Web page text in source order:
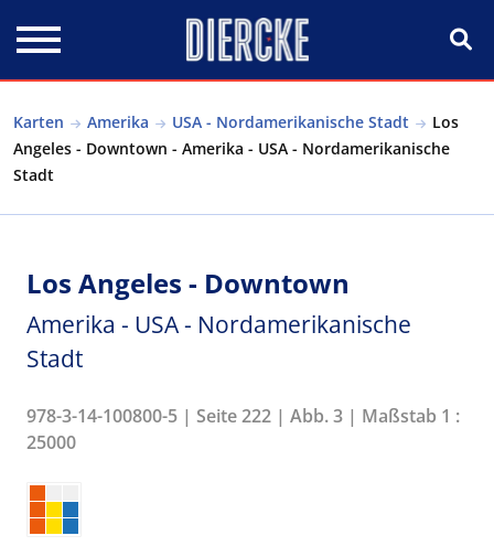
Karten Amerika USA - Nordamerikanische Stadt
Los
Angeles - Downtown - Amerika - USA - Nordamerikanische
Stadt
Los Angeles - Downtown
Amerika - USA - Nordamerikanische
Stadt
978-3-14-100800-5 | Seite 222 | Abb. 3 | Maßstab 1 :
25000